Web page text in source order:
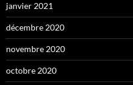
janvier 2021
décembre 2020
novembre 2020
octobre 2020